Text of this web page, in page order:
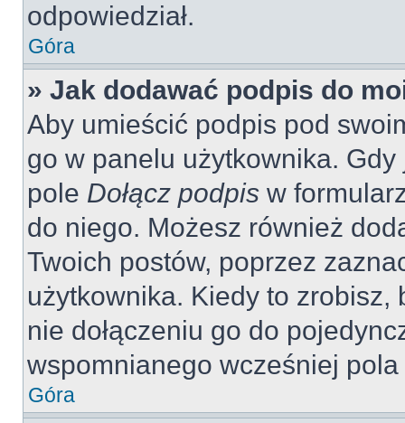
odpowiedział.
Góra
» Jak dodawać podpis do
Aby umieścić podpis pod
go w panelu użytkownika.
pole Dołącz podpis w
do niego. Możesz również
Twoich postów, poprzez
użytkownika. Kiedy to zrobisz,
nie dołączeniu go do
wspomnianego wcześniej
Góra